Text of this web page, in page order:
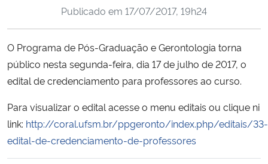
Ministério da Cidadania
Ministério de Minas e Energia
Ministério da Ciência, Tecnologia, Inovações e Comunicações
Ministério do Meio Ambiente
Publicado em 17/07/2017, 19h24
O Programa de Pós-Graduação e Gerontologia torna
público nesta segunda-feira, dia 17 de julho de 2017, o
edital de credenciamento para professores ao curso.
Para visualizar o edital acesse o menu editais ou clique ni
link: http://coral.ufsm.br/ppgeronto/index.php/editais/33-
edital-de-credenciamento-de-professores